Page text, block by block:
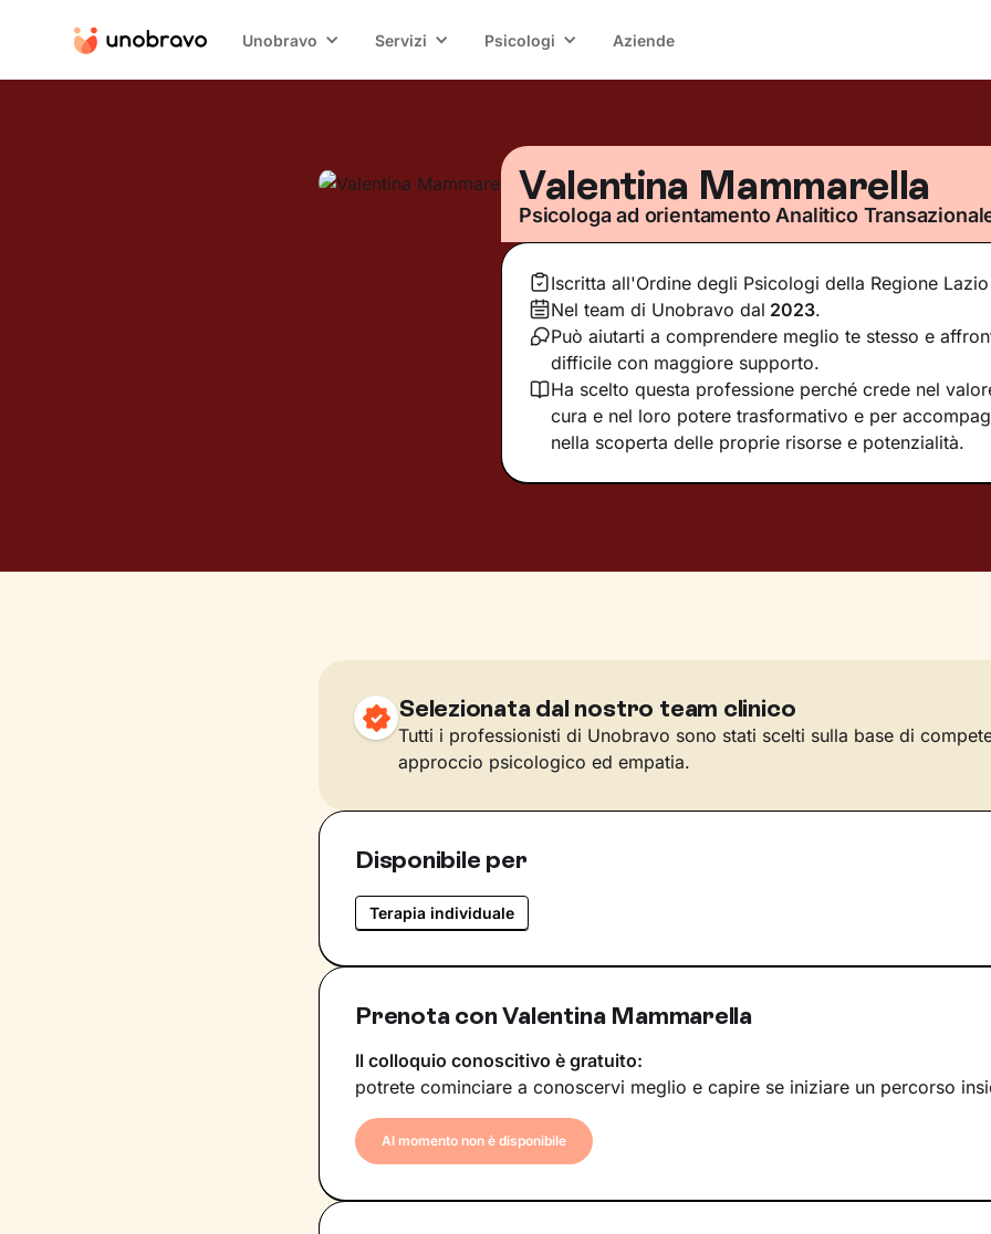
Unobravo Servizi Psicologi Aziende
Valentina Mammarella
Psicologa ad orientamento Analitico
Iscritta all'Ordine degli Psicologi della Regione Lazio
Nel team di Unobravo dal 2023.
Può aiutarti a comprendere meglio te stesso e
difficile con maggiore supporto.
Ha scelto questa professione perché crede nel
cura e nel loro potere trasformativo e per
nella scoperta delle proprie risorse e potenzialità.
Selezionata dal nostro team clinico
Tutti i professionisti di Unobravo sono stati scelti sulla base di
approccio psicologico ed empatia.
Disponibile per
Terapia individuale
Prenota con Valentina Mammarella
Il colloquio conoscitivo è gratuito:
potrete cominciare a conoscervi meglio e capire se iniziare un percorso
Al momento non è disponibile